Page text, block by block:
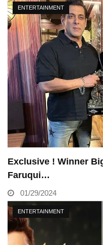
ENTERTAINMENT
Exclusive ! Winner
Faruqui…
01/29/2024
ENTERTAINMENT